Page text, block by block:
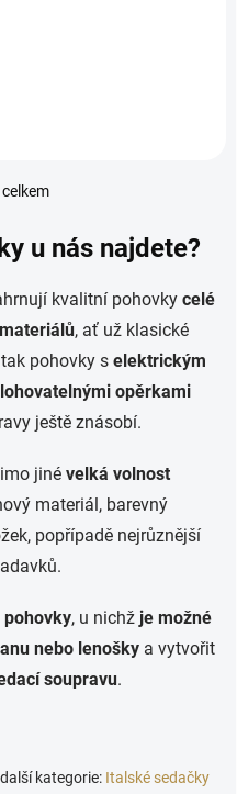
u nás najdete?
kvalitní pohovky celé
, ať už klasické
pohovky s elektrickým
opěrkami
ještě znásobí.
jiné velká volnost
materiál, barevný
popřípadě nejrůznější
pohovky, u nichž je možné
nebo lenošky a vytvořit
soupravu.
kategorie: Italské sedačky